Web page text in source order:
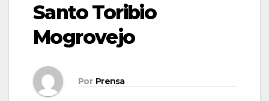
Santo Toribio
Mogrovejo
Por Prensa